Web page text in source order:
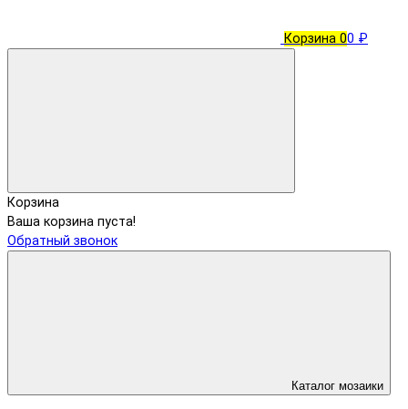
Корзина 00 ₽
Корзина
Ваша корзина пуста!
Обратный звонок
Каталог мозаики